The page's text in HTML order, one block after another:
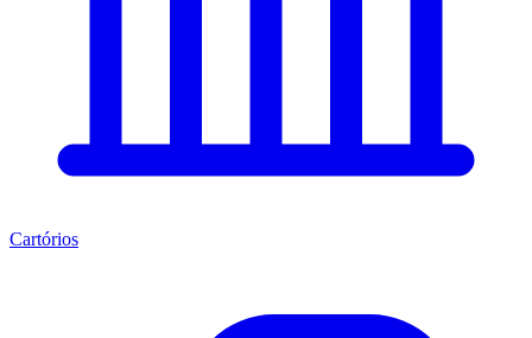
Cartórios